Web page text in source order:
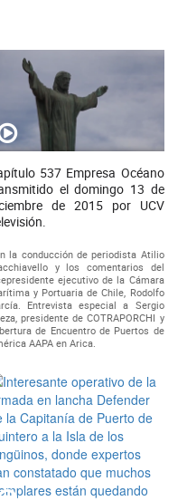
537 Empresa Océano
el domingo 13 de
de 2015 por UCV
la conducción de periodista Atilio
y los comentarios del
ejecutivo de la Cámara
y Portuaria de Chile, Rodolfo
Entrevista especial a Sergio
presidente de COTRAPORCHI y
de Encuentro de Puertos de
AAPA en Arica.